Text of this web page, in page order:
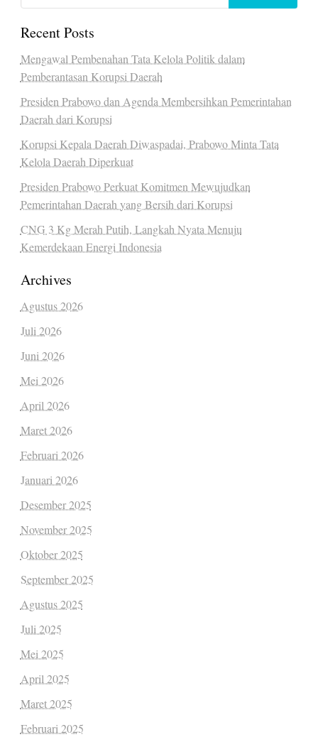
Recent Posts
Mengawal Pembenahan Tata Kelola Politik dalam
Pemberantasan Korupsi Daerah
Presiden Prabowo dan Agenda Membersihkan Pemerintahan
Daerah dari Korupsi
Korupsi Kepala Daerah Diwaspadai, Prabowo Minta Tata
Kelola Daerah Diperkuat
Presiden Prabowo Perkuat Komitmen Mewujudkan
Pemerintahan Daerah yang Bersih dari Korupsi
CNG 3 Kg Merah Putih, Langkah Nyata Menuju
Kemerdekaan Energi Indonesia
Archives
Agustus 2026
Juli 2026
Juni 2026
Mei 2026
April 2026
Maret 2026
Februari 2026
Januari 2026
Desember 2025
November 2025
Oktober 2025
September 2025
Agustus 2025
Juli 2025
Mei 2025
April 2025
Maret 2025
Februari 2025